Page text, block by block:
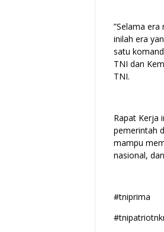
”Selama
inilah era
satu
TNI dan
TNI.
Rapat Kerja
pemerintah
mampu
nasional,
#tniprima